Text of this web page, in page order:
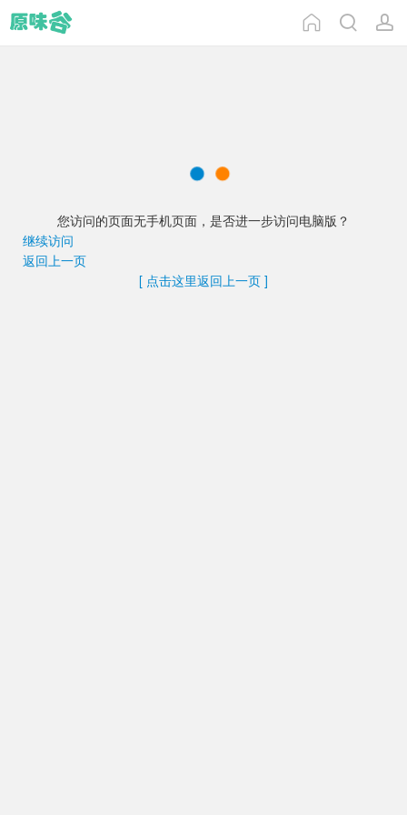
您访问的页面无手机页面，是否进一步访问电脑版？
继续访问
返回上一页
[ 点击这里返回上一页 ]